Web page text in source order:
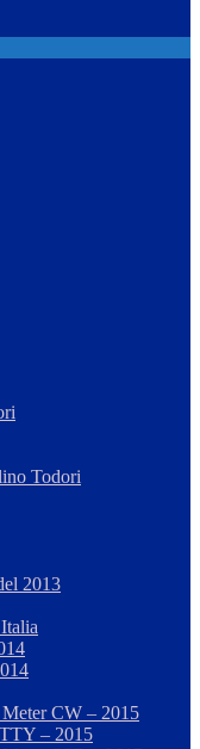
Todori
2013
CW – 2015
– 2015